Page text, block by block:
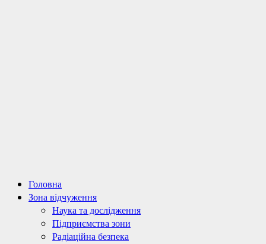
Primary
Menu
Головна
Зона відчуження
Наука та дослідження
Підприємства зони
Радіаційна безпека